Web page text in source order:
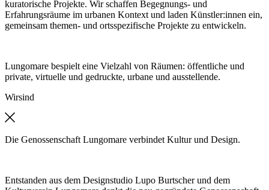
kuratorische Projekte. Wir schaffen Begegnungs- und
Erfahrungsräume im urbanen Kontext und laden Künstler:innen ein,
gemeinsam themen- und ortsspezifische Projekte zu entwickeln.
Lungomare bespielt eine Vielzahl von Räumen: öffentliche und
private, virtuelle und gedruckte, urbane und ausstellende.
Wirsind
Die Genossenschaft Lungomare verbindet Kultur und Design.
Entstanden aus dem Designstudio Lupo Burtscher und dem